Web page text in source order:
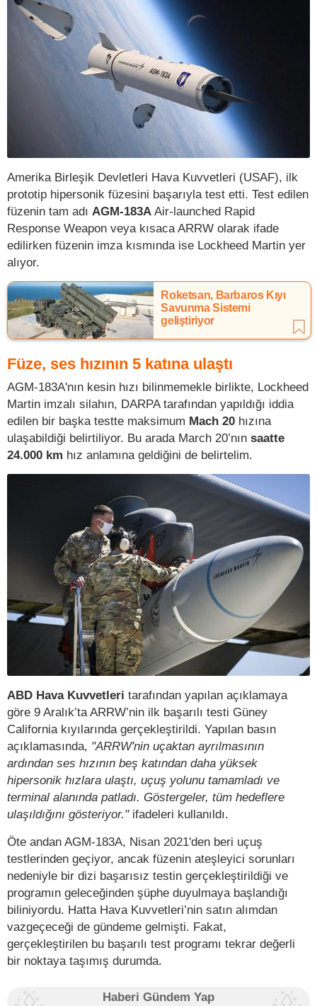
Amerika Birleşik Devletleri Hava Kuvvetleri (USAF), ilk
prototip hipersonik füzesini başarıyla test etti. Test edilen
füzenin tam adı AGM-183A Air-launched Rapid
Response Weapon veya kısaca ARRW olarak ifade
edilirken füzenin imza kısmında ise Lockheed Martin yer
alıyor.
Roketsan, Barbaros Kıyı
Savunma Sistemi
geliştiriyor
Füze, ses hızının 5 katına ulaştı
AGM-183A'nın kesin hızı bilinmemekle birlikte, Lockheed
Martin imzalı silahın, DARPA tarafından yapıldığı iddia
edilen bir başka testte maksimum Mach 20 hızına
ulaşabildiği belirtiliyor. Bu arada March 20’nın saatte
24.000 km hız anlamına geldiğini de belirtelim.
ABD Hava Kuvvetleri tarafından yapılan açıklamaya
göre 9 Aralık’ta ARRW’nin ilk başarılı testi Güney
California kıyılarında gerçekleştirildi. Yapılan basın
açıklamasında, "ARRW'nin uçaktan ayrılmasının
ardından ses hızının beş katından daha yüksek
hipersonik hızlara ulaştı, uçuş yolunu tamamladı ve
terminal alanında patladı. Göstergeler, tüm hedeflere
ulaşıldığını gösteriyor." ifadeleri kullanıldı.
Öte andan AGM-183A, Nisan 2021'den beri uçuş
testlerinden geçiyor, ancak füzenin ateşleyici sorunları
nedeniyle bir dizi başarısız testin gerçekleştirildiği ve
programın geleceğinden şüphe duyulmaya başlandığı
biliniyordu. Hatta Hava Kuvvetleri’nin satın alımdan
vazgeçeceği de gündeme gelmişti. Fakat,
gerçekleştirilen bu başarılı test programı tekrar değerli
bir noktaya taşımış durumda.
Haberi Gündem Yap